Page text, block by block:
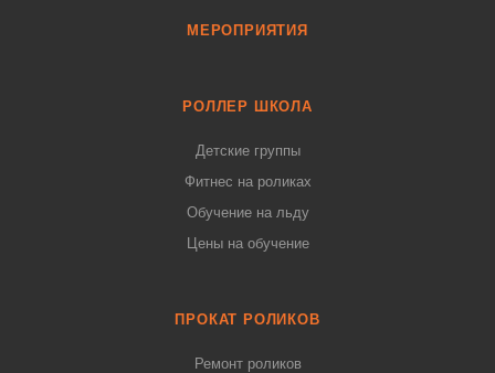
МЕРОПРИЯТИЯ
РОЛЛЕР ШКОЛА
Детские группы
Фитнес на роликах
Обучение на льду
Цены на обучение
ПРОКАТ РОЛИКОВ
Ремонт роликов